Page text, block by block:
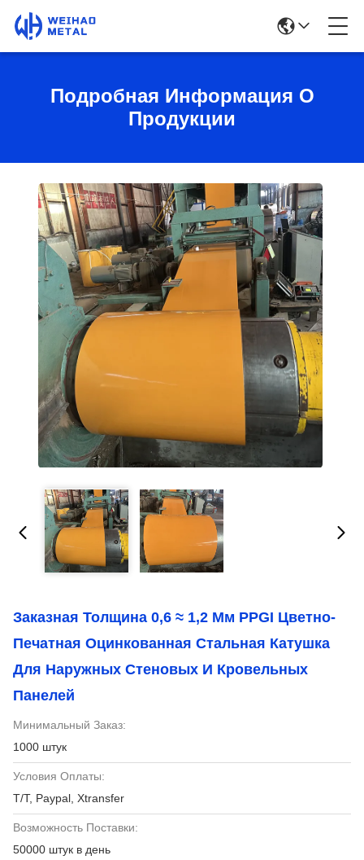
Подробная Информация О
Продукции
Заказная Толщина 0,6 ≈ 1,2 Мм PPGI Цветно-
Печатная Оцинкованная Стальная Катушка
Для Наружных Стеновых И Кровельных
Панелей
Минимальный Заказ:
1000 штук
Условия Оплаты:
T/T, Paypal, Xtransfer
Возможность Поставки:
50000 штук в день